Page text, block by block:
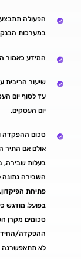
הפעולה
במערכות
המידע כאמור
שיעור הריבית
עד לסוף יום
יום העסקים.
סכום ההפקדה
אולם אם התיר
בעלות שבירה,
השבירה נתונה
פתיחת
בפועל. מודגש
סכומים מקרן
ההפקדה/
לא תתאפשרנה